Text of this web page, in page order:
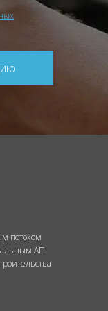
потоком
АП